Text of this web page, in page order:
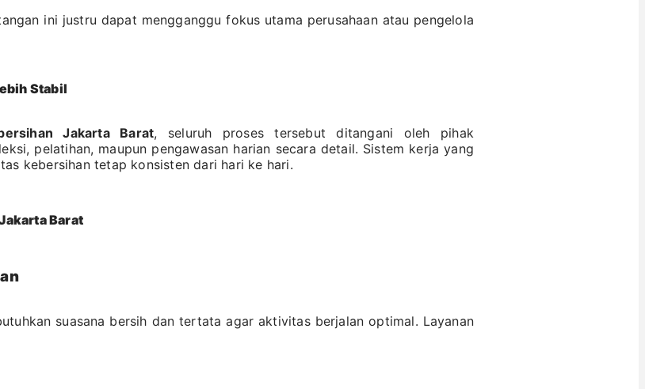
ini justru dapat mengganggu fokus utama perusahaan atau pengelola
Stabil
Jakarta Barat, seluruh proses tersebut ditangani oleh pihak
pelatihan, maupun pengawasan harian secara detail. Sistem kerja yang
kebersihan tetap konsisten dari hari ke hari.
Barat
suasana bersih dan tertata agar aktivitas berjalan optimal. Layanan